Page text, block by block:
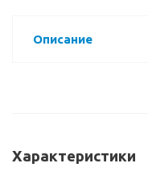
Описание
Характеристики